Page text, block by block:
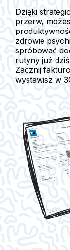
Dzięki
przerw,
zdrowie
spróbować
rutyny już
Zacznij
wystawisz w